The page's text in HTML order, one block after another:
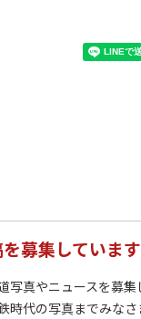
募集しています
写真やニュースを募集
時代の写真までみな